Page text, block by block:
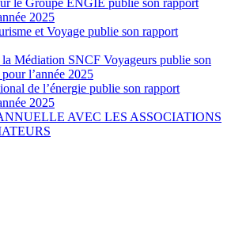
le Groupe ENGIE publie son rapport
2025
et Voyage publie son rapport
Médiation SNCF Voyageurs publie son
l’année 2025
de l’énergie publie son rapport
2025
AVEC LES ASSOCIATIONS